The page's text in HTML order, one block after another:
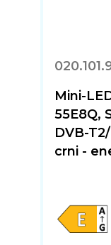
Mini-
55E8Q,
DVB-
crni -